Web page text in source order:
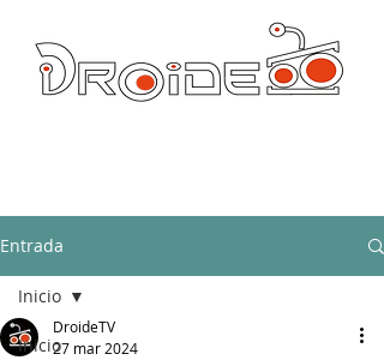
Entrada
Inicio
Inicio
DroideTV
27 mar 2024